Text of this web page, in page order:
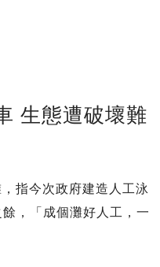
生態遭破壞難
指今次政府建造人工泳
，「成個灘好人工，一